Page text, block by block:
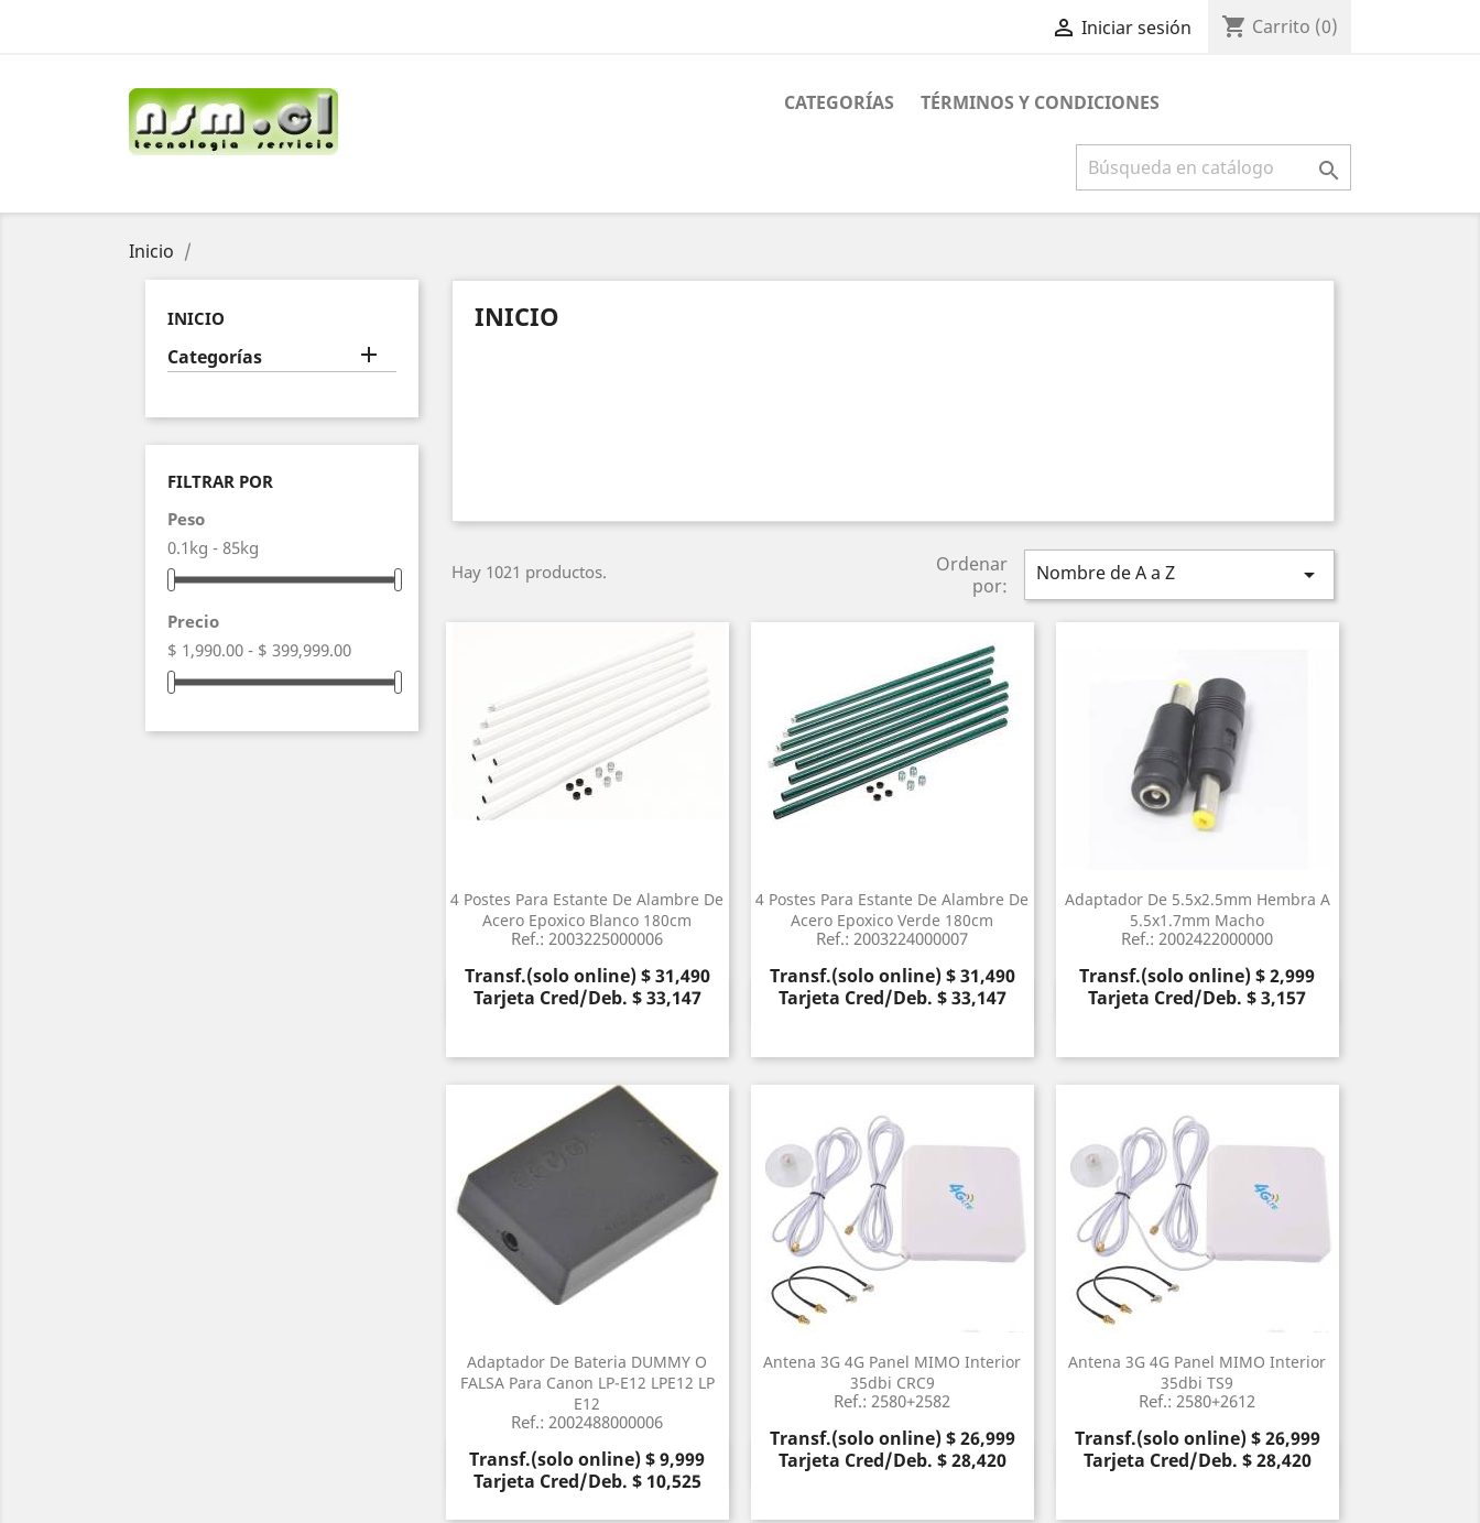
 Iniciar sesión shopping_cart Carrito (0)
CATEGORÍAS TÉRMINOS Y CONDICIONES

Inicio
INICIO
Categorías 
FILTRAR POR
Peso
0.1kg - 85kg
Precio
$ 1,990.00 - $ 399,999.00
INICIO
Hay 1021 productos.
Ordenar
por:
Nombre de A a Z 
4 Postes Para Estante De Alambre De
Acero Epoxico Blanco 180cm
Ref.: 2003225000006
Precio
Transf.(solo online) $ 31,490
Tarjeta Cred/Deb. $ 33,147
Vista rápida
4 Postes Para Estante De Alambre De
Acero Epoxico Verde 180cm
Ref.: 2003224000007
Precio
Transf.(solo online) $ 31,490
Tarjeta Cred/Deb. $ 33,147
Vista rápida
Adaptador De 5.5x2.5mm Hembra A
5.5x1.7mm Macho
Ref.: 2002422000000
Precio
Transf.(solo online) $ 2,999
Tarjeta Cred/Deb. $ 3,157
Vista rápida
Adaptador De Bateria DUMMY O
FALSA Para Canon LP-E12 LPE12 LP
E12
Ref.: 2002488000006
Precio
Transf.(solo online) $ 9,999
Tarjeta Cred/Deb. $ 10,525
Vista rápida
Antena 3G 4G Panel MIMO Interior
35dbi CRC9
Ref.: 2580+2582
Precio
Transf.(solo online) $ 26,999
Tarjeta Cred/Deb. $ 28,420
Vista rápida
Antena 3G 4G Panel MIMO Interior
35dbi TS9
Ref.: 2580+2612
Precio
Transf.(solo online) $ 26,999
Tarjeta Cred/Deb. $ 28,420
Vista rápida